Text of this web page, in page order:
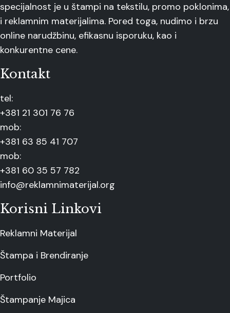
specijalnost je u štampi na tekstilu, promo poklonima,
i reklamnim materijalima. Pored toga, nudimo i brzu
online narudžbinu, efikasnu isporuku, kao i
konkurentne cene.
Kontakt
tel:
+381 21 301 76 76
mob:
+381 63 85 41 707
mob:
+381 60 35 57 782
info@reklamnimaterijal.org
Korisni Linkovi
Reklamni Materijal
Štampa i Brendiranje
Portfolio
Štampanje Majica